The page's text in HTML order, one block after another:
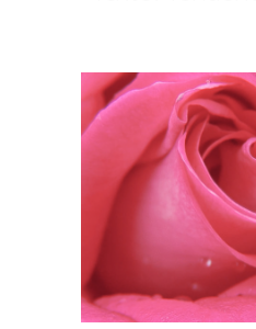
moda
antiga.